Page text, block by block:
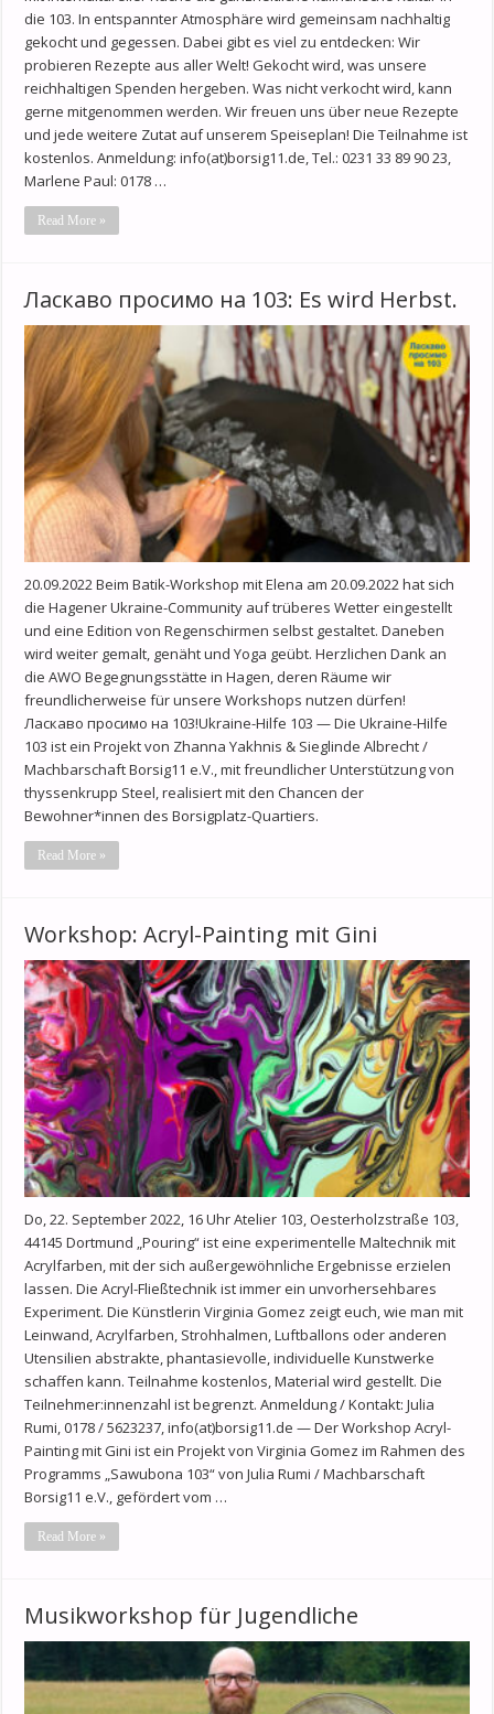
die 103. In entspannter Atmosphäre wird gemeinsam nachhaltig
gekocht und gegessen. Dabei gibt es viel zu entdecken: Wir
probieren Rezepte aus aller Welt! Gekocht wird, was unsere
reichhaltigen Spenden hergeben. Was nicht verkocht wird, kann
gerne mitgenommen werden. Wir freuen uns über neue Rezepte
und jede weitere Zutat auf unserem Speiseplan! Die Teilnahme ist
kostenlos. Anmeldung: info(at)borsig11.de, Tel.: 0231 33 89 90 23,
Marlene Paul: 0178 …
Read More »
Ласкаво просимо на 103: Es wird Herbst.
20.09.2022 Beim Batik-Workshop mit Elena am 20.09.2022 hat sich
die Hagener Ukraine-Community auf trüberes Wetter eingestellt
und eine Edition von Regenschirmen selbst gestaltet. Daneben
wird weiter gemalt, genäht und Yoga geübt. Herzlichen Dank an
die AWO Begegnungsstätte in Hagen, deren Räume wir
freundlicherweise für unsere Workshops nutzen dürfen!
Ласкаво просимо на 103!Ukraine-Hilfe 103 — Die Ukraine-Hilfe
103 ist ein Projekt von Zhanna Yakhnis & Sieglinde Albrecht /
Machbarschaft Borsig11 e.V., mit freundlicher Unterstützung von
thyssenkrupp Steel, realisiert mit den Chancen der
Bewohner*innen des Borsigplatz-Quartiers.
Read More »
Workshop: Acryl-Painting mit Gini
Do, 22. September 2022, 16 Uhr Atelier 103, Oesterholzstraße 103,
44145 Dortmund „Pouring“ ist eine experimentelle Maltechnik mit
Acrylfarben, mit der sich außergewöhnliche Ergebnisse erzielen
lassen. Die Acryl-Fließtechnik ist immer ein unvorhersehbares
Experiment. Die Künstlerin Virginia Gomez zeigt euch, wie man mit
Leinwand, Acrylfarben, Strohhalmen, Luftballons oder anderen
Utensilien abstrakte, phantasievolle, individuelle Kunstwerke
schaffen kann. Teilnahme kostenlos, Material wird gestellt. Die
Teilnehmer:innenzahl ist begrenzt. Anmeldung / Kontakt: Julia
Rumi, 0178 / 5623237, info(at)borsig11.de — Der Workshop Acryl-
Painting mit Gini ist ein Projekt von Virginia Gomez im Rahmen des
Programms „Sawubona 103“ von Julia Rumi / Machbarschaft
Borsig11 e.V., gefördert vom …
Read More »
Musikworkshop für Jugendliche